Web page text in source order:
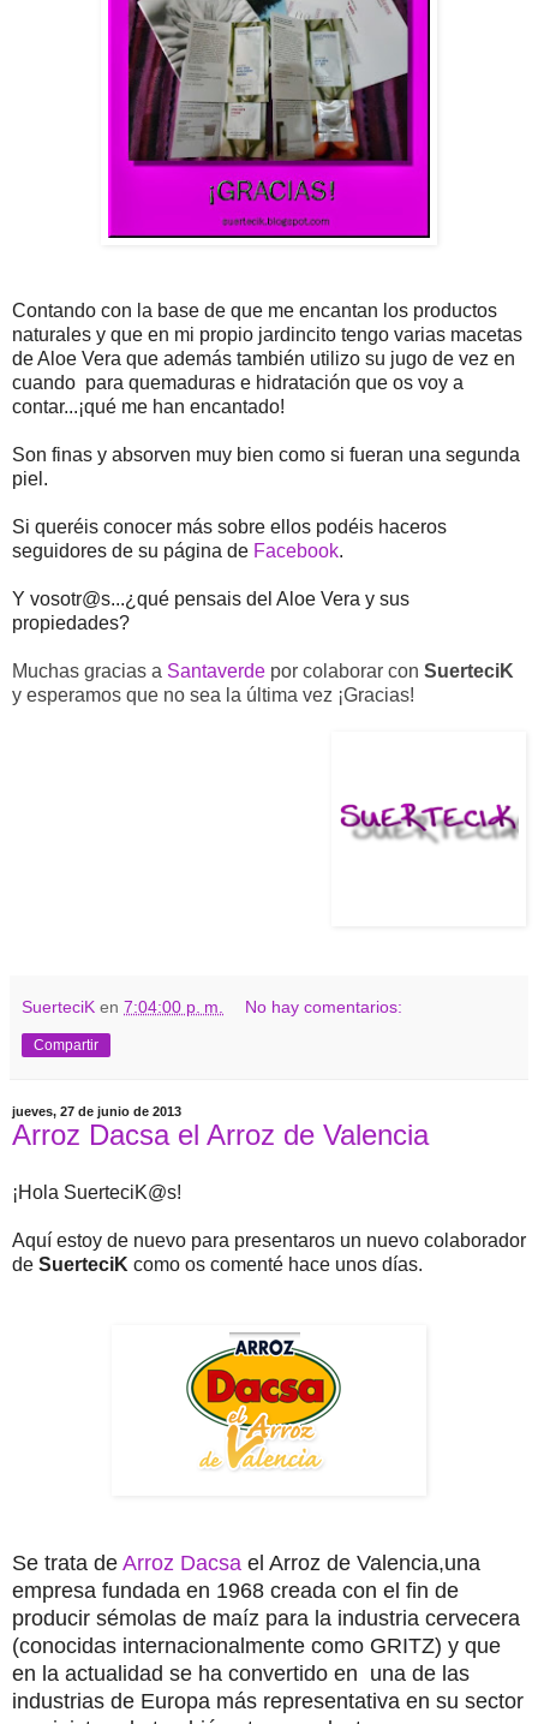
Contando con la base de que me encantan los productos
naturales y que en mi propio jardincito tengo varias macetas
de Aloe Vera que además también utilizo su jugo de vez en
cuando para quemaduras e hidratación que os voy a
contar...¡qué me han encantado!
Son finas y absorven muy bien como si fueran una segunda
piel.
Si queréis conocer más sobre ellos podéis haceros
seguidores de su página de Facebook.
Y vosotr@s...¿qué pensais del Aloe Vera y sus
propiedades?
Muchas gracias a Santaverde por colaborar con SuerteciK
y esperamos que no sea la última vez ¡Gracias!
SuerteciK en 7:04:00 p. m. No hay comentarios:
Compartir
jueves, 27 de junio de 2013
Arroz Dacsa el Arroz de Valencia
¡Hola SuerteciK@s!
Aquí estoy de nuevo para presentaros un nuevo colaborador
de SuerteciK como os comenté hace unos días.
Se trata de Arroz Dacsa el Arroz de Valencia,una
empresa fundada en 1968 creada con el fin de
producir sémolas de maíz para la industria cervecera
(conocidas internacionalmente como GRITZ) y que
en la actualidad se ha convertido en una de las
industrias de Europa más representativa en su sector